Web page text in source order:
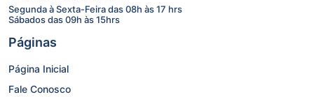
Segunda à Sexta-Feira das 08h às 17 hrs
Sábados das 09h às 15hrs
Páginas
Página Inicial
Fale Conosco